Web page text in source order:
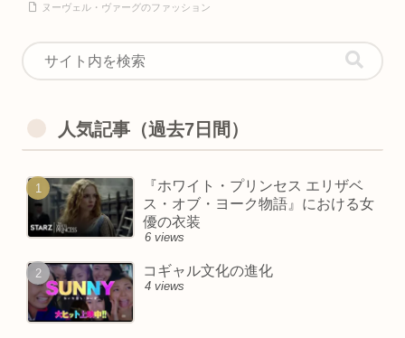
ヌーヴェル・ヴァーグのファッション
人気記事（過去7日間）
『ホワイト・プリンセス エリザベ
ス・オブ・ヨーク物語』における女
優の衣装
6 views
コギャル文化の進化
4 views